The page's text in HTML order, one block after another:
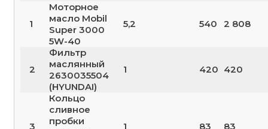
1
Моторное
масло Mobil
Super 3000
5W-40
5,2 540 2 808
2
Фильтр
маслянный
2630035504
(HYUNDAI)
1 420 420
3
Кольцо
сливное
пробки
1 83 83